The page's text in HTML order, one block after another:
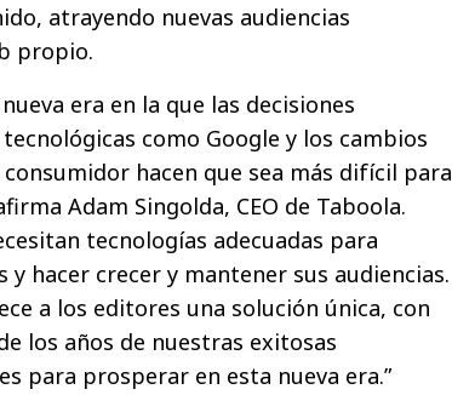
atrayendo nuevas audiencias
propio.
era en la que las decisiones
como Google y los cambios
hacen que sea más difícil para
Adam Singolda, CEO de Taboola.
tecnologías adecuadas para
hacer crecer y mantener sus audiencias.
a los editores una solución única, con
los años de nuestras exitosas
para prosperar en esta nueva era.”